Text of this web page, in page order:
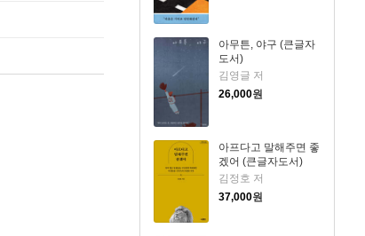
아무튼, 야구 (큰글자
도서)
김영글 저
26,000원
아프다고 말해주면 좋
겠어 (큰글자도서)
김정호 저
37,000원